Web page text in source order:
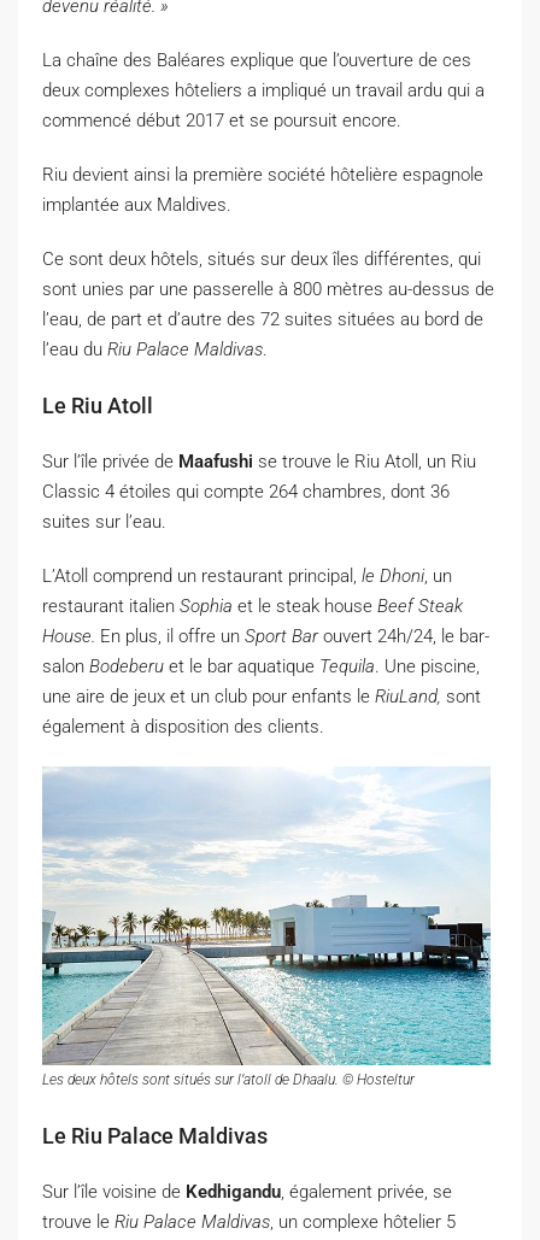
devenu réalité. »
La chaîne des Baléares explique que l’ouverture de ces
deux complexes hôteliers a impliqué un travail ardu qui a
commencé début 2017 et se poursuit encore.
Riu devient ainsi la première société hôtelière espagnole
implantée aux Maldives.
Ce sont deux hôtels, situés sur deux îles différentes, qui
sont unies par une passerelle à 800 mètres au-dessus de
l’eau, de part et d’autre des 72 suites situées au bord de
l’eau du Riu Palace Maldivas.
Le Riu Atoll
Sur l’île privée de Maafushi se trouve le Riu Atoll, un Riu
Classic 4 étoiles qui compte 264 chambres, dont 36
suites sur l’eau.
L’Atoll comprend un restaurant principal, le Dhoni, un
restaurant italien Sophia et le steak house Beef Steak
House. En plus, il offre un Sport Barouvert 24h/24, le bar-
salon Bodeberu et le bar aquatique Tequila. Une piscine,
une aire de jeux et un club pour enfants le RiuLand, sont
également à disposition des clients.
Les deux hôtels sont situés sur l’atoll de Dhaalu. © Hosteltur
Le Riu Palace Maldivas
Sur l’île voisine de Kedhigandu, également privée, se
trouve le Riu Palace Maldivas, un complexe hôtelier 5